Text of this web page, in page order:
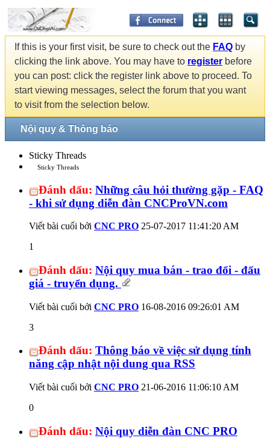
If this is your first visit, be sure to check out the FAQ by
clicking the link above. You may have to register before
you can post: click the register link above to proceed. To
start viewing messages, select the forum that you want
to visit from the selection below.
Nội quy & Thông báo
Sticky Threads
Sticky Threads
Đánh dấu: Những câu hỏi thường gặp - FAQ
- khi sử dụng diễn đàn CNCProVN.com
Viết bài cuối bởi CNC PRO 25-07-2017 11:41:20 AM
1
Đánh dấu: Nội quy mua bán - trao đổi - đấu
giá - truyển dụng.
Viết bài cuối bởi CNC PRO 16-08-2016 09:26:01 AM
3
Đánh dấu: Thông báo về việc sử dụng tính
năng cập nhật nội dung qua RSS
Viết bài cuối bởi CNC PRO 21-06-2016 11:06:10 AM
0
Đánh dấu: Nội quy diễn đàn CNC PRO